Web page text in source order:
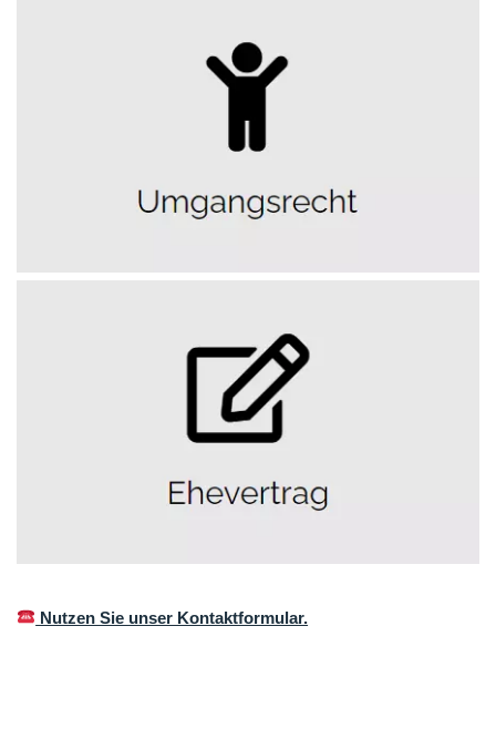
Nutzen Sie unser Kontaktformular.